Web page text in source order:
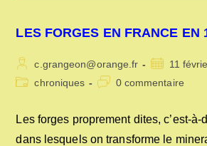
LES FORGES EN FRANCE EN
Auteur/autrice
de
c.grangeon@orange.fr
Publication
publiée :
11
Postchroniques
Commentaires
publication :
0 commentaire
Les forges proprement dites, c’est-
dans lesquels on transforme le